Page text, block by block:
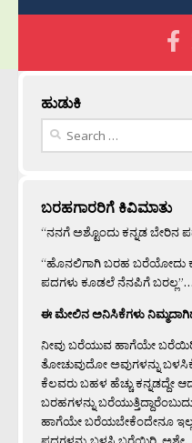
ಹುಡುಕಿ
Search
ಬರಹಗಾರರಿಗೆ ಕಿವಿಮಾತು
“ನನಗೆ ಅಶ್ಟೊಂದು ಕನ್ನಡ ಬೇರಿನ
“ಹೊನಲಿಗಾಗಿ ಬರಹ ಬರೆಯೋದು
ಪದಗಳು ಕೂಡಲೆ ನೆನಪಿಗೆ ಬರಲ್ಲ”…
ಈ ಮೇಲಿನ ಅನಿಸಿಕೆಗಳು
ನೀವು ಬರೆಯುವ ಹಾಗೆಯೇ
ತೋಚುವುದೋ ಅವುಗಳನ್ನು
ಕೆಲವರು ಬಹಳ ಹೆಚ್ಚು ಕನ್ನಡದ್ದೇ
ಬರಹಗಳನ್ನು
ಹಾಗೆಯೇ ಬರೆಯಬೇಕೆಂದೇನೂ ಇಲ್ಲ.